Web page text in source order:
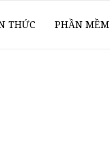
THỨC PHẦN MỀM